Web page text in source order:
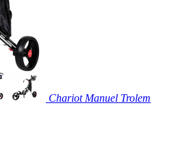
Chariot Manuel Trolem